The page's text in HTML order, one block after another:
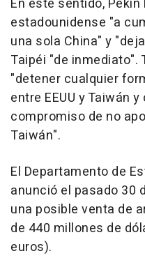
En este sentido,
estadounidense "a
una sola China" y
Taipéi "de inmediato".
"detener cualquier
entre EEUU y Taiwán
compromiso de no
Taiwán".
El Departamento de
anunció el pasado 30
una posible venta de
de 440 millones de
euros).